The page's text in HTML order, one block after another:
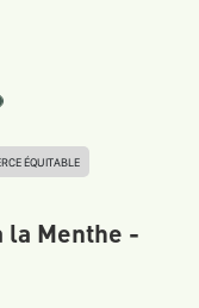
ÉQUITABLE
la Menthe -